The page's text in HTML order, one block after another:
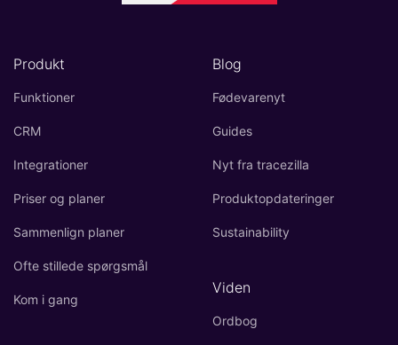
Produkt
Funktioner
CRM
Integrationer
Priser og planer
Sammenlign planer
Ofte stillede spørgsmål
Kom i gang
Blog
Fødevarenyt
Guides
Nyt fra tracezilla
Produktopdateringer
Sustainability
Viden
Ordbog